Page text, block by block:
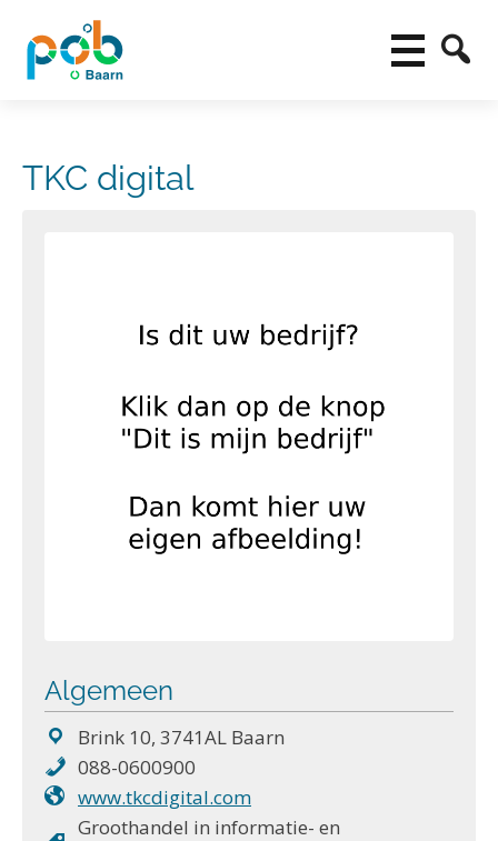
TKC digital
Algemeen
Brink 10, 3741AL Baarn
088-0600900
www.tkcdigital.com
Groothandel in informatie- en